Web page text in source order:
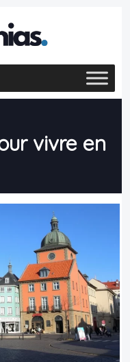
vivre en